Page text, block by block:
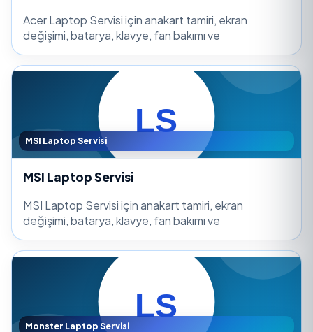
Acer Laptop Servisi için anakart tamiri, ekran
değişimi, batarya, klavye, fan bakımı ve
MSI Laptop Servisi
MSI Laptop Servisi
MSI Laptop Servisi için anakart tamiri, ekran
değişimi, batarya, klavye, fan bakımı ve
Monster Laptop Servisi